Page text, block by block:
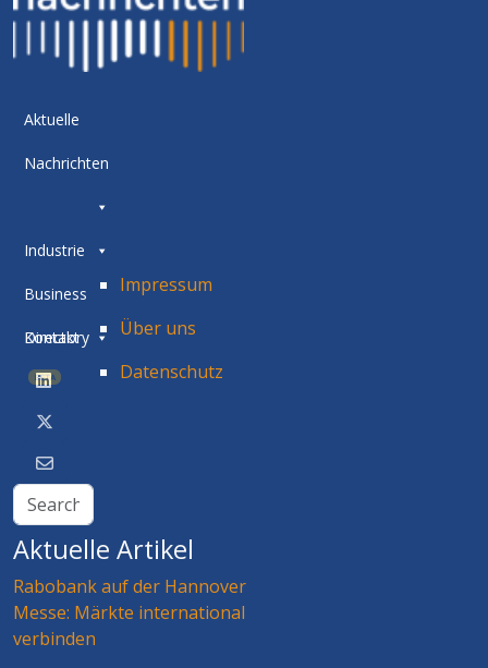
Aktuelle
Nachrichten
Industrie
Business
Directory
BETA
Kontakt
Impressum
Über uns
Datenschutz
Aktuelle Artikel
Rabobank auf der Hannover
Messe: Märkte international
verbinden